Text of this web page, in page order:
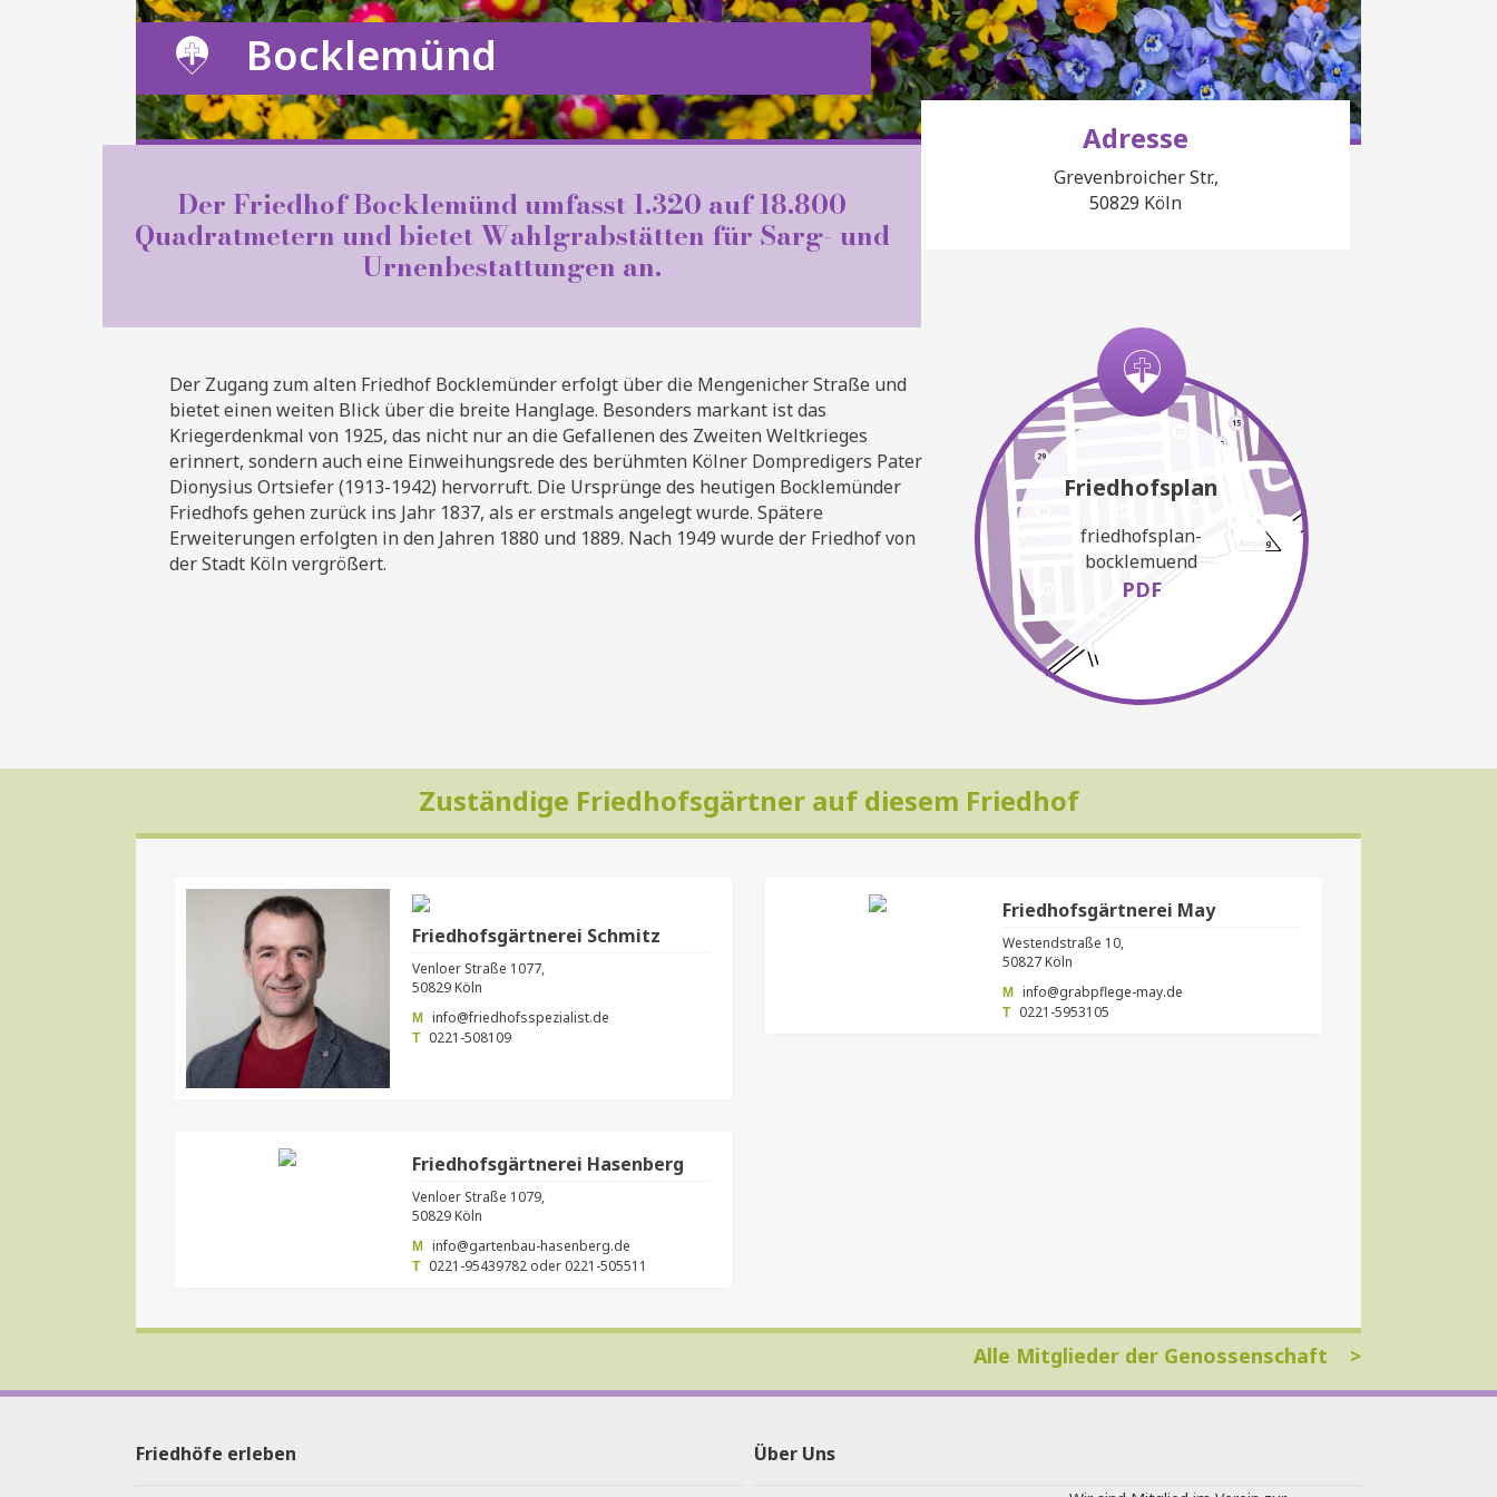
Bocklemünd
Der Friedhof Bocklemünd umfasst 1.320 auf 18.800
Quadratmetern und bietet Wahlgrabstätten für Sarg- und
Urnenbestattungen an.
Adresse
Grevenbroicher Str.,
50829 Köln
Der Zugang zum alten Friedhof Bocklemünder erfolgt über die Mengenicher Straße und
bietet einen weiten Blick über die breite Hanglage. Besonders markant ist das
Kriegerdenkmal von 1925, das nicht nur an die Gefallenen des Zweiten Weltkrieges
erinnert, sondern auch eine Einweihungsrede des berühmten Kölner Dompredigers Pater
Dionysius Ortsiefer (1913-1942) hervorruft. Die Ursprünge des heutigen Bocklemünder
Friedhofs gehen zurück ins Jahr 1837, als er erstmals angelegt wurde. Spätere
Erweiterungen erfolgten in den Jahren 1880 und 1889. Nach 1949 wurde der Friedhof von
der Stadt Köln vergrößert.
Friedhofsplan
friedhofsplan-
bocklemuend
PDF
Zuständige Friedhofsgärtner auf diesem Friedhof
Friedhofsgärtnerei Schmitz
Venloer Straße 1077,
50829 Köln
M info@friedhofsspezialist.de
T 0221-508109
Friedhofsgärtnerei May
Westendstraße 10,
50827 Köln
M info@grabpflege-may.de
T 0221-5953105
Friedhofsgärtnerei Hasenberg
Venloer Straße 1079,
50829 Köln
M info@gartenbau-hasenberg.de
T 0221-95439782 oder 0221-505511
Alle Mitglieder der Genossenschaft >
Friedhöfe erleben Über Uns